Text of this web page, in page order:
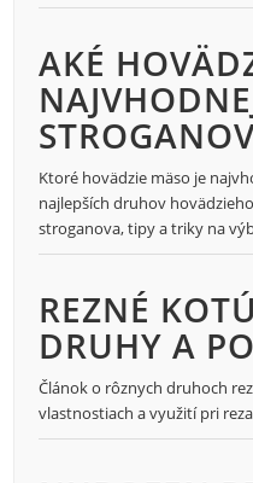
AKÉ
Ktoré hovädzie mäso je
najlepších druhov
stroganova, tipy a triky na
REZNÉ
DRUHY A
Článok o rôznych druhoch
vlastnostiach a využití pri